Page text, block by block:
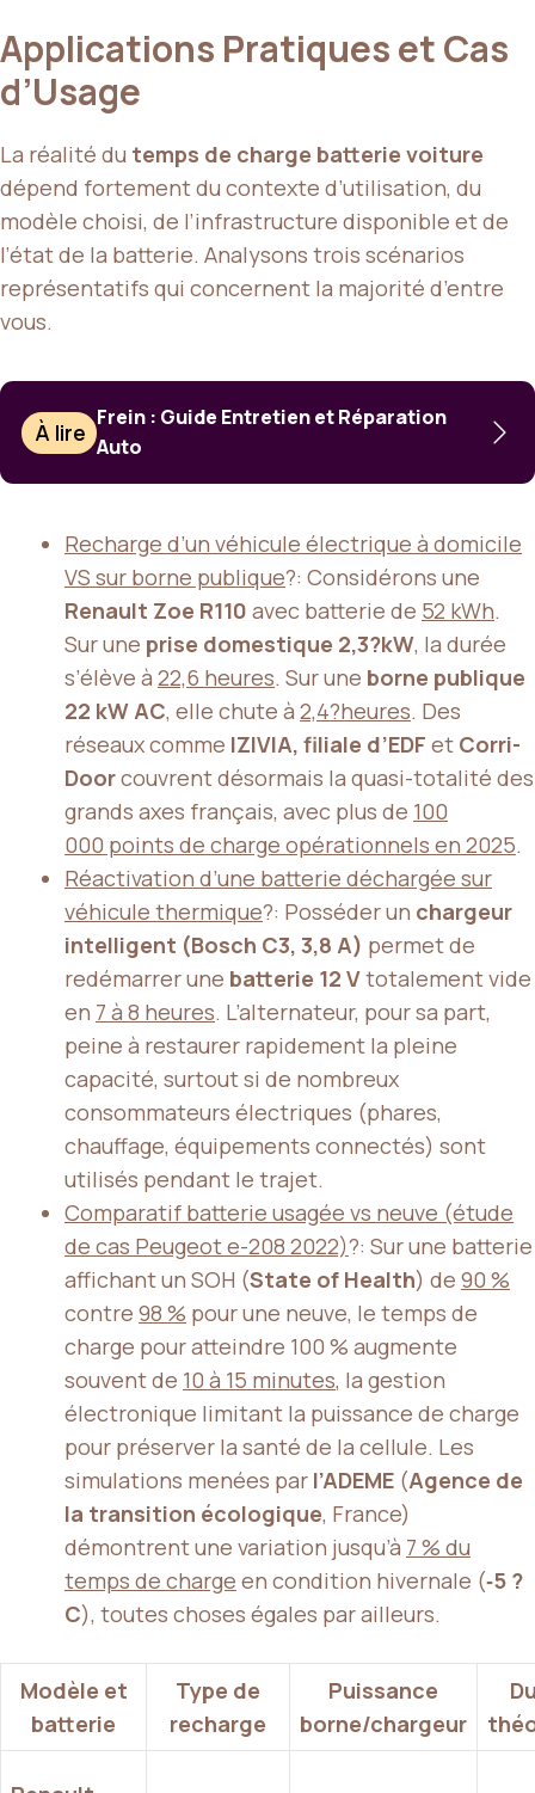
Applications Pratiques et Cas
d’Usage
La réalité du temps de charge batterie voiture
dépend fortement du contexte d’utilisation, du
modèle choisi, de l’infrastructure disponible et de
l’état de la batterie. Analysons trois scénarios
représentatifs qui concernent la majorité d’entre
vous.
À lire
Frein : Guide Entretien et Réparation
Auto
Recharge d’un véhicule électrique à domicile
VS sur borne publique?: Considérons une
Renault Zoe R110 avec batterie de 52 kWh.
Sur une prise domestique 2,3?kW, la durée
s’élève à 22,6 heures. Sur une borne publique
22 kW AC, elle chute à 2,4?heures. Des
réseaux comme IZIVIA, filiale d’EDF et Corri-
Doorcouvrent désormais la quasi-totalité des
grands axes français, avec plus de 100
000 points de charge opérationnels en 2025.
Réactivation d’une batterie déchargée sur
véhicule thermique?: Posséder un chargeur
intelligent (Bosch C3, 3,8 A) permet de
redémarrer une batterie 12 Vtotalement vide
en 7 à 8 heures. L’alternateur, pour sa part,
peine à restaurer rapidement la pleine
capacité, surtout si de nombreux
consommateurs électriques (phares,
chauffage, équipements connectés) sont
utilisés pendant le trajet.
Comparatif batterie usagée vs neuve (étude
de cas Peugeot e-208 2022)?: Sur une batterie
affichant un SOH (State of Health) de 90 %
contre 98 % pour une neuve, le temps de
charge pour atteindre 100 % augmente
souvent de 10 à 15 minutes, la gestion
électronique limitant la puissance de charge
pour préserver la santé de la cellule. Les
simulations menées par l’ADEME (Agence de
la transition écologique, France)
démontrent une variation jusqu’à 7 % du
temps de charge en condition hivernale (‑5 ?
C), toutes choses égales par ailleurs.
Modèle et
batterie
Type de
recharge
Puissance
borne/chargeur